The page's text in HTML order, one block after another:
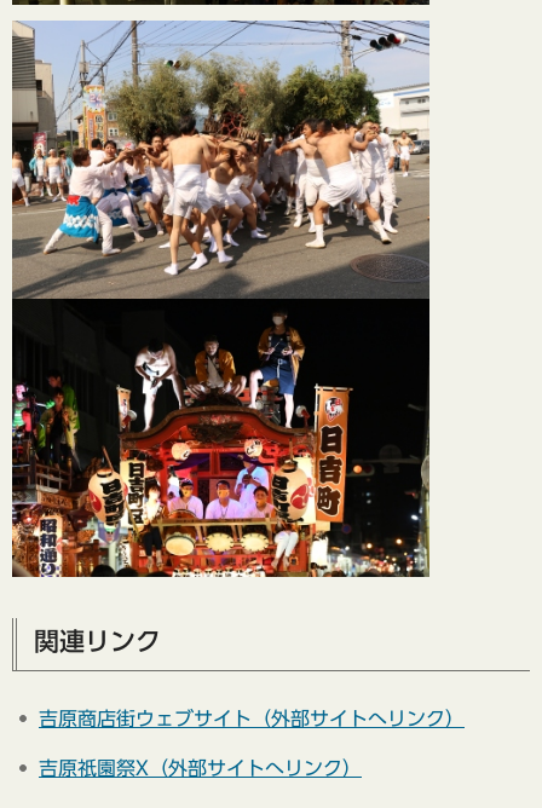
関連リンク
吉原商店街ウェブサイト（外部サイトへリンク）
吉原祇園祭X（外部サイトへリンク）